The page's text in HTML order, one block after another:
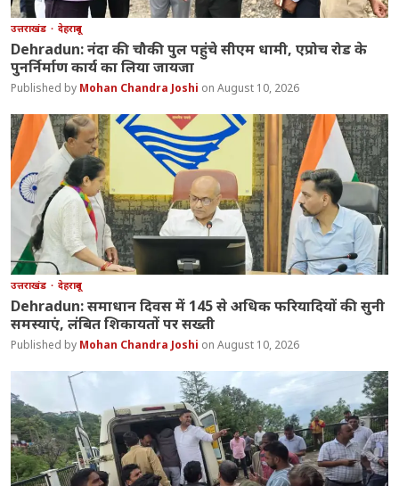
उत्तराखंड देहरादून
Dehradun: नंदा की चौकी पुल पहुंचे सीएम धामी, एप्रोच रोड के
पुनर्निर्माण कार्य का लिया जायजा
Mohan Chandra Joshi August 10, 2026
उत्तराखंड देहरादून
Dehradun: समाधान दिवस में 145 से अधिक फरियादियों की सुनी
समस्याएं, लंबित शिकायतों पर सख्ती
Mohan Chandra Joshi August 10, 2026